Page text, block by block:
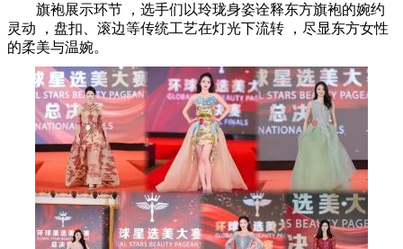
旗袍展示环节 ，选手们以玲珑身姿诠释东方旗袍的婉约
灵动 ，盘扣、滚边等传统工艺在灯光下流转 ，尽显东方女性
的柔美与温婉。